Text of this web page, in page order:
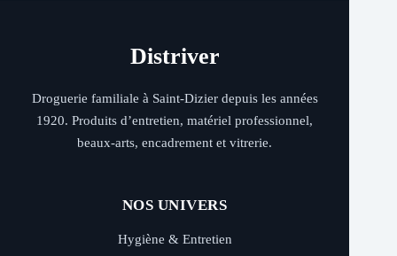
Distriver
Droguerie familiale à Saint-Dizier depuis les années
1920. Produits d’entretien, matériel professionnel,
beaux-arts, encadrement et vitrerie.
NOS UNIVERS
Hygiène & Entretien